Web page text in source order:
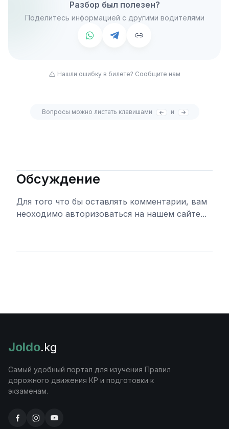
Разбор был полезен?
Поделитесь информацией с другими водителями
Нашли ошибку в билете? Сообщите нам
Вопросы можно листать клавишами и
Обсуждение
Для того что бы оставлять комментарии, вам
неоходимо авторизоваться на нашем сайте...
Joldo.kg
Самый удобный портал для изучения Правил
дорожного движения КР и подготовки к
экзаменам.